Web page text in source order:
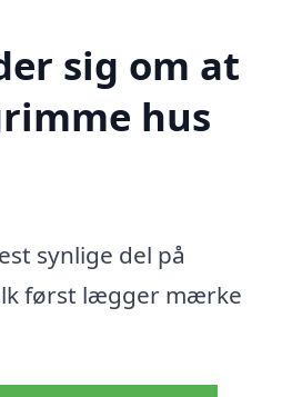
sig om at
hus
synlige del på
først lægger mærke